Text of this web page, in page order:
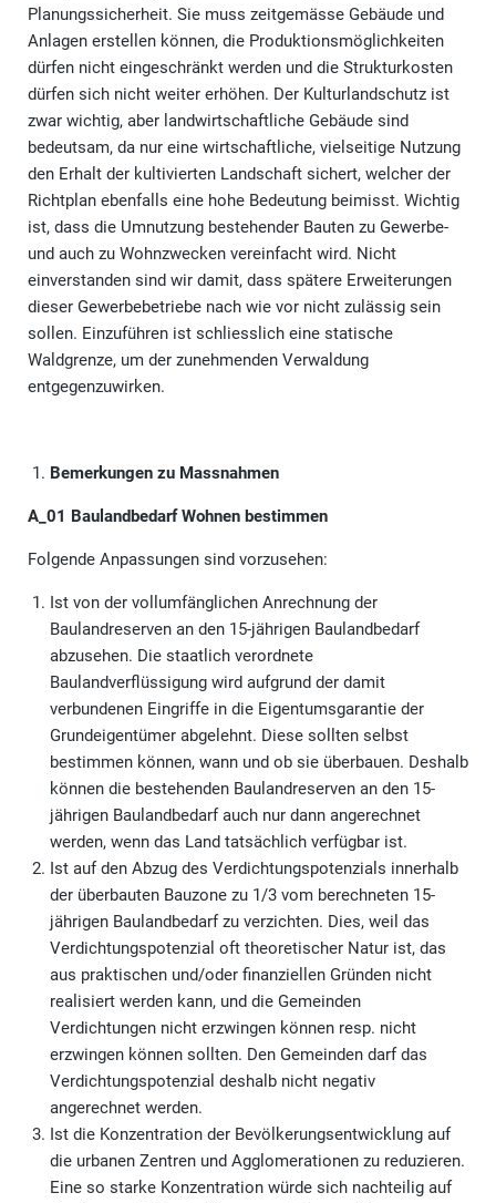
Planungssicherheit. Sie muss zeitgemässe Gebäude und
Anlagen erstellen können, die Produktionsmöglichkeiten
dürfen nicht eingeschränkt werden und die Strukturkosten
dürfen sich nicht weiter erhöhen. Der Kulturlandschutz ist
zwar wichtig, aber landwirtschaftliche Gebäude sind
bedeutsam, da nur eine wirtschaftliche, vielseitige Nutzung
den Erhalt der kultivierten Landschaft sichert, welcher der
Richtplan ebenfalls eine hohe Bedeutung beimisst. Wichtig
ist, dass die Umnutzung bestehender Bauten zu Gewerbe-
und auch zu Wohnzwecken vereinfacht wird. Nicht
einverstanden sind wir damit, dass spätere Erweiterungen
dieser Gewerbebetriebe nach wie vor nicht zulässig sein
sollen. Einzuführen ist schliesslich eine statische
Waldgrenze, um der zunehmenden Verwaldung
entgegenzuwirken.
Bemerkungen zu Massnahmen
A_01 Baulandbedarf Wohnen bestimmen
Folgende Anpassungen sind vorzusehen:
Ist von der vollumfänglichen Anrechnung der
Baulandreserven an den 15-jährigen Baulandbedarf
abzusehen. Die staatlich verordnete
Baulandverflüssigung wird aufgrund der damit
verbundenen Eingriffe in die Eigentumsgarantie der
Grundeigentümer abgelehnt. Diese sollten selbst
bestimmen können, wann und ob sie überbauen. Deshalb
können die bestehenden Baulandreserven an den 15-
jährigen Baulandbedarf auch nur dann angerechnet
werden, wenn das Land tatsächlich verfügbar ist.
Ist auf den Abzug des Verdichtungspotenzials innerhalb
der überbauten Bauzone zu 1/3 vom berechneten 15-
jährigen Baulandbedarf zu verzichten. Dies, weil das
Verdichtungspotenzial oft theoretischer Natur ist, das
aus praktischen und/oder finanziellen Gründen nicht
realisiert werden kann, und die Gemeinden
Verdichtungen nicht erzwingen können resp. nicht
erzwingen können sollten. Den Gemeinden darf das
Verdichtungspotenzial deshalb nicht negativ
angerechnet werden.
Ist die Konzentration der Bevölkerungsentwicklung auf
die urbanen Zentren und Agglomerationen zu reduzieren.
Eine so starke Konzentration würde sich nachteilig auf